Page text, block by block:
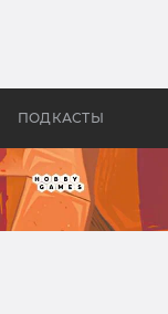
ПОДКАСТЫ